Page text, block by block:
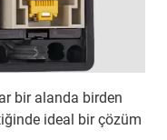
bir alanda birden
ideal bir çözüm